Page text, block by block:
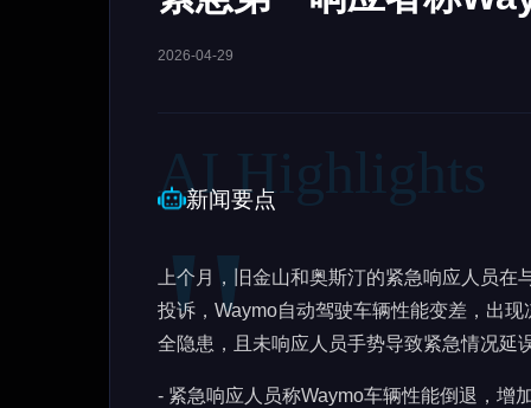
2026-04-29
新闻要点
上个月，旧金山和奥斯汀的紧急响应人员
投诉，Waymo自动驾驶车辆性能变差，出
全隐患，且未响应人员手势导致紧急情况延
- 紧急响应人员称Waymo车辆性能倒退，增